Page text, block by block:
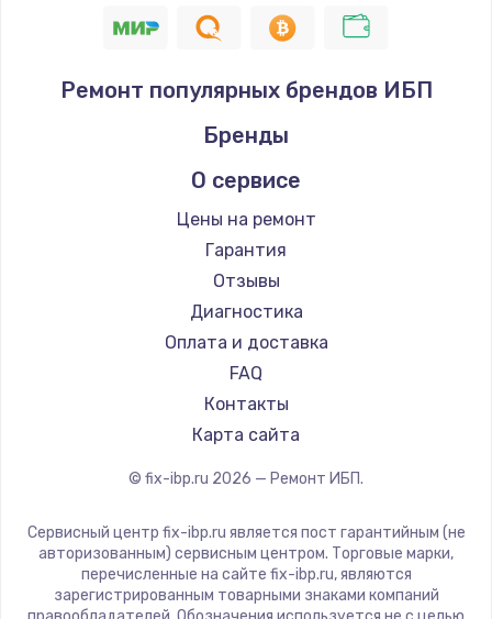
Ремонт популярных брендов ИБП
Бренды
О сервисе
Цены на ремонт
Гарантия
Отзывы
Диагностика
Оплата и доставка
FAQ
Контакты
Карта сайта
© fix-ibp.ru 2026 — Ремонт ИБП.
Сервисный центр fix-ibp.ru является пост гарантийным (не
авторизованным) сервисным центром. Торговые марки,
перечисленные на сайте fix-ibp.ru, являются
зарегистрированным товарными знаками компаний